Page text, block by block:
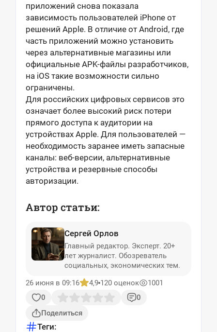
приложений снова показала
зависимость пользователей iPhone от
решений Apple. В отличие от Android, где
часть приложений можно установить
через альтернативные магазины или
официальные APK-файлы разработчиков,
на iOS такие возможности сильно
ограничены.
Для российских цифровых сервисов это
означает более высокий риск потери
прямого доступа к аудитории на
устройствах Apple. Для пользователей —
необходимость заранее иметь запасные
каналы: веб-версии, альтернативные
устройства и резервные способы
авторизации.
Автор статьи:
Сергей Орлов
Главный редактор. Эксперт. 20+
лет журналист. Обозреватель
социальных, экономических тем.
26 июня в 09:16
4,9 120 оценок
1001
0
0
Поделиться
Теги: